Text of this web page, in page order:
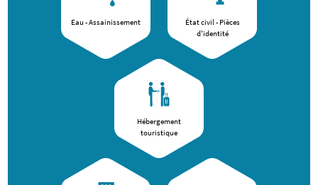
Eau - Assainissement
État civil - Pièces
d'identité
Hébergement
touristique